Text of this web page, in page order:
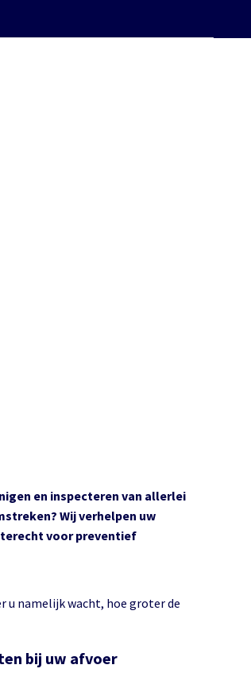
en inspecteren van allerlei
Wij verhelpen uw
terecht voor preventief
u namelijk wacht, hoe groter de
bij uw afvoer